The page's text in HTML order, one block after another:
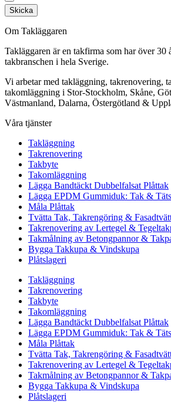
Skicka
Om Takläggaren
Takläggaren är en takfirma som har över 30
takbranschen i hela Sverige.
Vi arbetar med takläggning, takrenovering,
takomläggning i Stor-Stockholm, Skåne,
Västmanland, Dalarna, Östergötland &
Våra tjänster
Takläggning
Takrenovering
Takbyte
Takomläggning
Lägga Bandtäckt Dubbelfalsat Plåttak
Lägga EPDM Gummiduk: Tak &
Måla Plåttak
Tvätta Tak, Takrengöring &
Takrenovering av Lertegel &
Takmålning av Betongpannor &
Bygga Takkupa & Vindskupa
Plåtslageri
Takläggning
Takrenovering
Takbyte
Takomläggning
Lägga Bandtäckt Dubbelfalsat Plåttak
Lägga EPDM Gummiduk: Tak &
Måla Plåttak
Tvätta Tak, Takrengöring &
Takrenovering av Lertegel &
Takmålning av Betongpannor &
Bygga Takkupa & Vindskupa
Plåtslageri